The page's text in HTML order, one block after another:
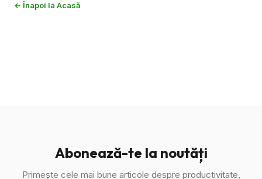
← Înapoi la Acasă
Abonează-te la noutăți
Primește cele mai bune articole despre productivitate,